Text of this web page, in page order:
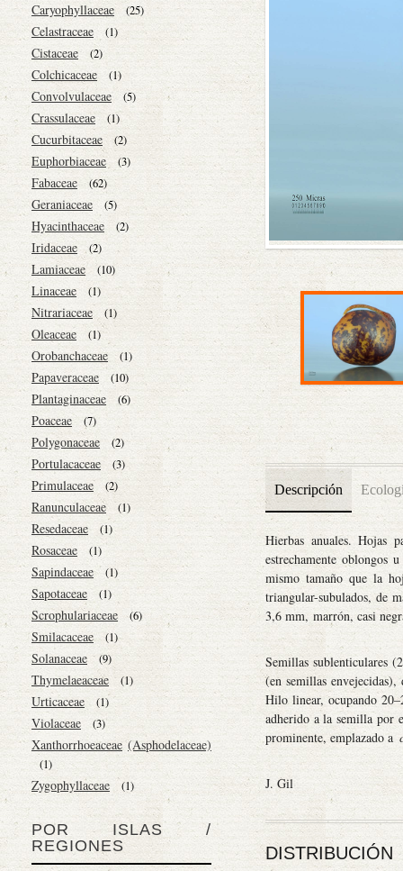
Caryophyllaceae (25)
Celastraceae (1)
Cistaceae (2)
Colchicaceae (1)
Convolvulaceae (5)
Crassulaceae (1)
Cucurbitaceae (2)
Euphorbiaceae (3)
Fabaceae (62)
Geraniaceae (5)
Hyacinthaceae (2)
Iridaceae (2)
Lamiaceae (10)
Linaceae (1)
Nitrariaceae (1)
Oleaceae (1)
Orobanchaceae (1)
Papaveraceae (10)
Plantaginaceae (6)
Poaceae (7)
Polygonaceae (2)
Portulacaceae (3)
Primulaceae (2)
Ranunculaceae (1)
Resedaceae (1)
Rosaceae (1)
Sapindaceae (1)
Sapotaceae (1)
Scrophulariaceae (6)
Smilacaceae (1)
Solanaceae (9)
Thymelaeaceae (1)
Urticaceae (1)
Violaceae (3)
Xanthorrhoeaceae (Asphodelaceae)
(1)
Zygophyllaceae (1)
POR ISLAS /
REGIONES
Descripción
Hierbas anuales. Hojas
estrechamente oblongos
mismo tamaño que la
triangular-subulados, de
3,6 mm, marrón, casi
Semillas sublenticulares
(en semillas
Hilo linear, ocupando
adherido a la semilla
prominente, emplazado a
J. Gil
DISTRIBUCIÓN